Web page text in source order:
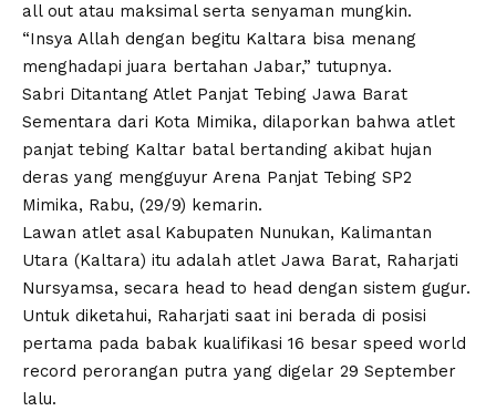
all out atau maksimal serta senyaman mungkin.
“Insya Allah dengan begitu Kaltara bisa menang
menghadapi juara bertahan Jabar,” tutupnya.
Sabri Ditantang Atlet Panjat Tebing Jawa Barat
Sementara dari Kota Mimika, dilaporkan bahwa atlet
panjat tebing Kaltar batal bertanding akibat hujan
deras yang mengguyur Arena Panjat Tebing SP2
Mimika, Rabu, (29/9) kemarin.
Lawan atlet asal Kabupaten Nunukan, Kalimantan
Utara (Kaltara) itu adalah atlet Jawa Barat, Raharjati
Nursyamsa, secara head to head dengan sistem gugur.
Untuk diketahui, Raharjati saat ini berada di posisi
pertama pada babak kualifikasi 16 besar speed world
record perorangan putra yang digelar 29 September
lalu.